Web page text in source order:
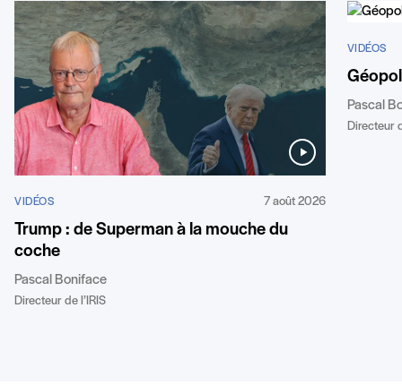
VIDÉOS 7 août 2026
Trump : de Superman à la mouche du
coche
Pascal Boniface
Directeur de l’IRIS
VIDÉOS
Pascal
Directeur